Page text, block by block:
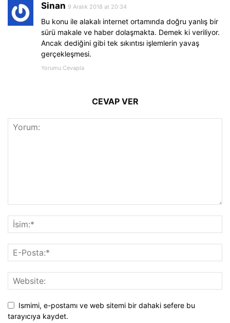
Sinan 9 Aralık 2018 at 20:34
Bu konu ile alakalı internet ortamında doğru yanlış bir
sürü makale ve haber dolaşmakta. Demek ki veriliyor.
Ancak dediğini gibi tek sıkıntısı işlemlerin yavaş
gerçekleşmesi.
Yorumu Cevapla
CEVAP VER
Ismimi, e-postamı ve web sitemi bir dahaki sefere bu
tarayıcıya kaydet.